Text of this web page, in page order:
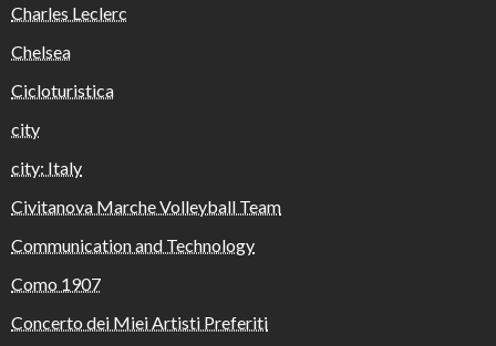
Charles Leclerc
Chelsea
Cicloturistica
city
city: Italy
Civitanova Marche Volleyball Team
Communication and Technology
Como 1907
Concerto dei Miei Artisti Preferiti